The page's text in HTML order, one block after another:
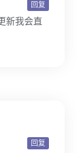
回复
新我会直
回复